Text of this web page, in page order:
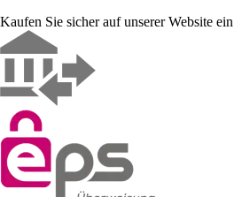
Kaufen Sie sicher auf unserer Website ein